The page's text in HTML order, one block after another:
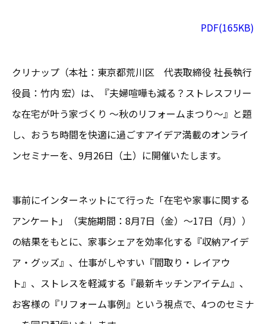
PDF(165KB)
クリナップ（本社：東京都荒川区 代表取締役 社長執行
役員：竹内 宏）は、『夫婦喧嘩も減る？ストレスフリー
な在宅が叶う家づくり ～秋のリフォームまつり～』と題
し、おうち時間を快適に過ごすアイデア満載のオンライ
ンセミナーを、9月26日（土）に開催いたします。
事前にインターネットにて行った「在宅や家事に関する
アンケート」（実施期間：8月7日（金）～17日（月））
の結果をもとに、家事シェアを効率化する『収納アイデ
ア・グッズ』、仕事がしやすい『間取り・レイアウ
ト』、ストレスを軽減する『最新キッチンアイテム』、
お客様の『リフォーム事例』という視点で、4つのセミナ